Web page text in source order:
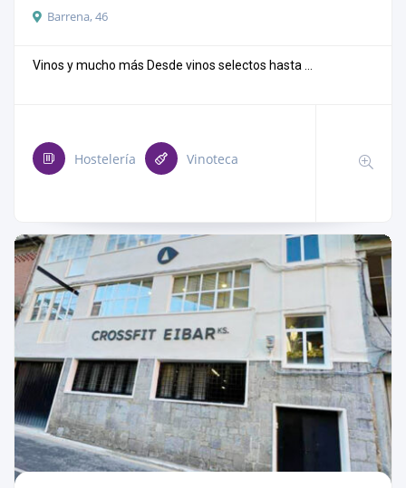
Barrena, 46
Vinos y mucho más Desde vinos selectos hasta ...
Hostelería Vinoteca